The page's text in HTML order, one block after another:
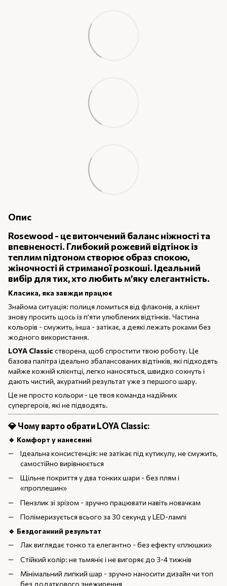
Опис
Rosewood - це витончений баланс ніжності та
впевненості. Глибокий рожевий відтінок із
теплим підтоном створює образ спокою,
жіночності й стриманої розкоші. Ідеальний
вибір для тих, хто любить м’яку елегантність.
Класика, яка завжди працює
Знайома ситуація: полиця ломиться від флаконів, а клієнт
знову просить щось із п’яти улюблених відтінків. Частина
кольорів - смужить, інша - затікає, а деякі лежать роками без
жодного використання.
LOYA Classic створена, щоб спростити твою роботу. Це
базова палітра ідеально збалансованих відтінків, які підходять
майже кожній клієнтці, легко наносяться, швидко сохнуть і
дають чистий, акуратний результат уже з першого шару.
Це не просто кольори - це твоя команда надійних
супергероїв, які не підводять.
💎 Чому варто обрати LOYA Classic:
🔹 Комфорт у нанесенні
Ідеальна консистенція: не затікає під кутикулу, не смужить,
самостійно вирівнюється
Щільне покриття у два тонких шари - без плям і
«проплешин»
Пензлик зі зрізом - зручно працювати навіть новачкам
Полімеризується всього за 30 секунд у LED-лампі
🔹 Бездоганний результат
Лак виглядає тонко та елегантно - без ефекту «плюшки»
Стійкий колір: не тьмяніє і не вигоряє до 3-4 тижнів
Мінімальний липкий шар - зручно наносити дизайн чи топ
без додаткового знежирення